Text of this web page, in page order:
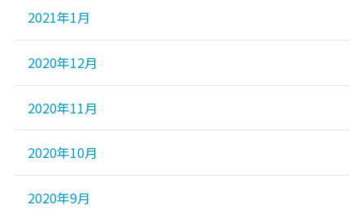
2021年1月
2020年12月
2020年11月
2020年10月
2020年9月